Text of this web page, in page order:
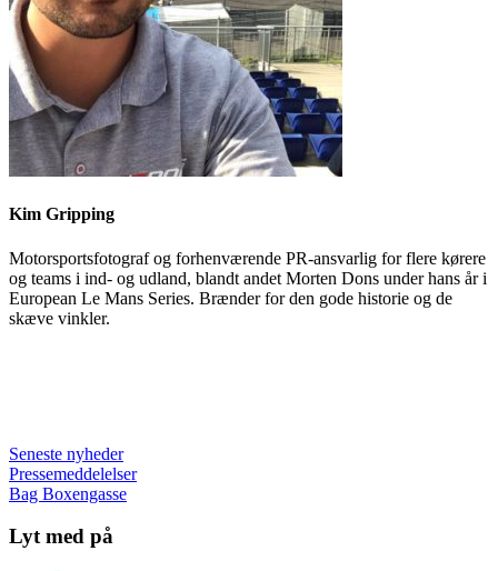
Kim Gripping
Motorsportsfotograf og forhenværende PR-ansvarlig for flere kørere
og teams i ind- og udland, blandt andet Morten Dons under hans år i
European Le Mans Series. Brænder for den gode historie og de
skæve vinkler.
Seneste nyheder
Pressemeddelelser
Bag Boxengasse
Lyt med på